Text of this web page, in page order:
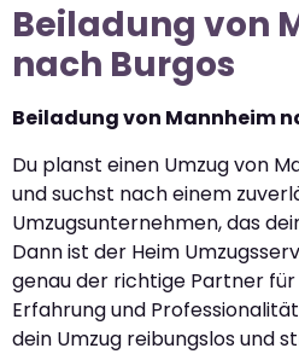
Beiladung von
nach Burgos
Beiladung von Mannheim
Du planst einen Umzug von
und suchst nach einem
Umzugsunternehmen, das
Dann ist der Heim
genau der richtige Partner
Erfahrung und
dein Umzug reibungslos und